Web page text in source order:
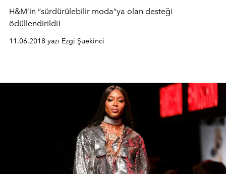
H&M’in “sürdürülebilir moda”ya olan desteği
ödüllendirildi!
11.06.2018 yazı Ezgi Şuekinci